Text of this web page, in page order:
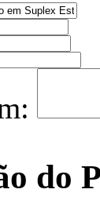
do